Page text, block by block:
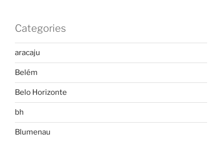
Categories
aracaju
Belém
Belo Horizonte
bh
Blumenau